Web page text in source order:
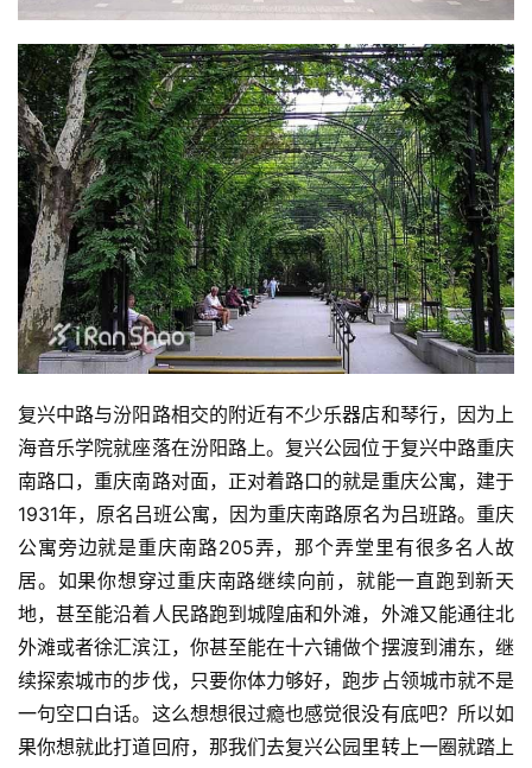
复兴中路与汾阳路相交的附近有不少乐器店和琴行，因为上
海音乐学院就座落在汾阳路上。复兴公园位于复兴中路重庆
南路口，重庆南路对面，正对着路口的就是重庆公寓，建于
1931年，原名吕班公寓，因为重庆南路原名为吕班路。重庆
公寓旁边就是重庆南路205弄，那个弄堂里有很多名人故
居。如果你想穿过重庆南路继续向前，就能一直跑到新天
地，甚至能沿着人民路跑到城隍庙和外滩，外滩又能通往北
外滩或者徐汇滨江，你甚至能在十六铺做个摆渡到浦东，继
续探索城市的步伐，只要你体力够好，跑步占领城市就不是
一句空口白话。这么想想很过瘾也感觉很没有底吧？所以如
果你想就此打道回府，那我们去复兴公园里转上一圈就踏上